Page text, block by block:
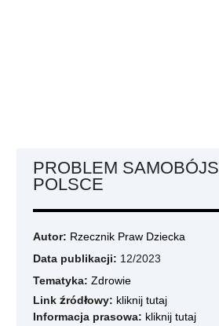
PROBLEM
POLSCE
Autor: Rzecznik Praw Dziecka
Data publikacji: 12/2023
Tematyka: Zdrowie
Link źródłowy: kliknij tutaj
Informacja prasowa: kliknij tutaj